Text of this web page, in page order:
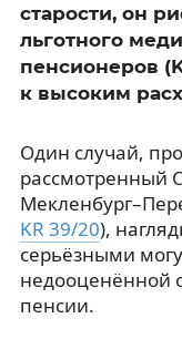
старости, он
льготного
пенсионеров
к высоким
Один случай,
рассмотренный
KR 39/20),
серьёзными
недооценённой
пенсии.